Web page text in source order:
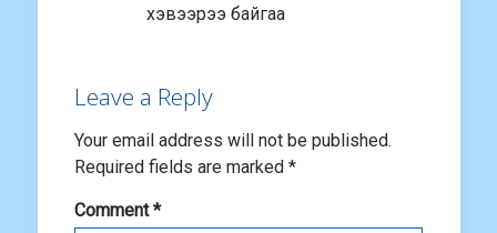
хэвээрээ байгаа
Leave a Reply
Your email address will not be published.
Required fields are marked *
Comment*